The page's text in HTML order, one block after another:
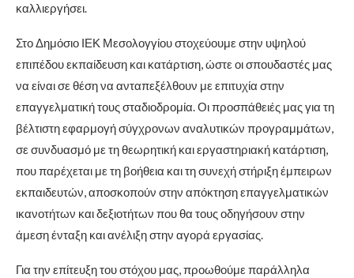
καλλιεργήσει.
Στο Δημόσιο ΙΕΚ Μεσολογγίου στοχεύουμε στην υψηλού
επιπέδου εκπαίδευση και κατάρτιση, ώστε οι σπουδαστές μας
να είναι σε θέση να ανταπεξέλθουν με επιτυχία στην
επαγγελματική τους σταδιοδρομία. Οι προσπάθειές μας για τη
βέλτιστη εφαρμογή σύγχρονων αναλυτικών προγραμμάτων,
σε συνδυασμό με τη θεωρητική και εργαστηριακή κατάρτιση,
που παρέχεται με τη βοήθεια και τη συνεχή στήριξη έμπειρων
εκπαιδευτών, αποσκοπούν στην απόκτηση επαγγελματικών
ικανοτήτων και δεξιοτήτων που θα τους οδηγήσουν στην
άμεση ένταξη και ανέλιξη στην αγορά εργασίας.
Για την επίτευξη του στόχου μας, προωθούμε παράλληλα